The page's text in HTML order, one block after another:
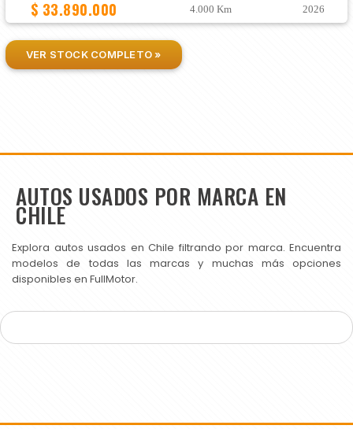
$ 33.890.000 4.000 Km 2026
VER STOCK COMPLETO »
AUTOS USADOS POR MARCA EN
CHILE
Explora autos usados en Chile filtrando por marca. Encuentra
modelos de todas las marcas y muchas más opciones
disponibles en FullMotor.